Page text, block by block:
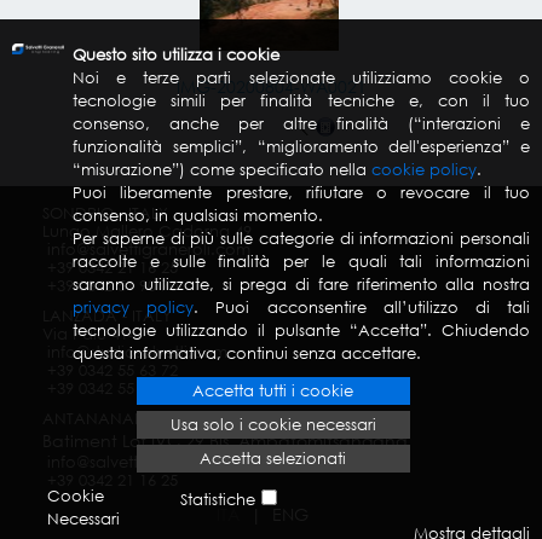
IMG-20200804-WA0021
SONDRIO - ITALY
Lungo Mallero Cadorna 49
info@salvettigraneroli.com
+39 0342 21 16 25
+39 0342 51 90 70
LANZADA - ITALY
Via Palù 414
info@studiosalvetti.com
ANTANANARIVO - MADAGASCAR
Batiment Lot IVC 29 Bis, Ambatomitsangana
info@salvettigraneroli.com
Questo sito utilizza i cookie
Noi e terze parti selezionate utilizziamo cookie o
tecnologie simili per finalità tecniche e, con il tuo
consenso, anche per altre finalità (“interazioni e
funzionalità semplici”, “miglioramento dell'esperienza” e
“misurazione”) come specificato nella cookie policy.
Puoi liberamente prestare, rifiutare o revocare il tuo
consenso, in qualsiasi momento.
Per saperne di più sulle categorie di informazioni personali
raccolte e sulle finalità per le quali tali informazioni
saranno utilizzate, si prega di fare riferimento alla nostra
privacy policy. Puoi acconsentire all’utilizzo di tali
tecnologie utilizzando il pulsante “Accetta”. Chiudendo
questa informativa, continui senza accettare.
Accetta tutti i cookie
Usa solo i cookie necessari
Accetta selezionati
Cookie
Necessari
Statistiche
Mostra dettagli